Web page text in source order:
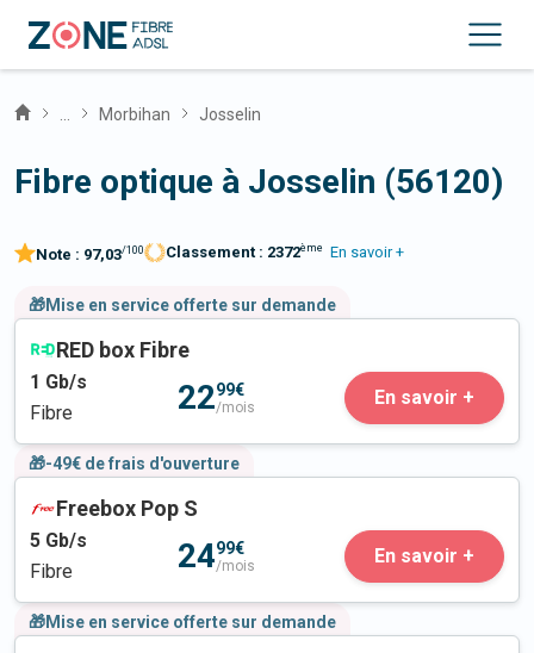
Morbihan Josselin
Fibre optique à Josselin (56120)
Note : 97,03/100 Classement : 2372ème En savoir +
🎁Mise en service offerte sur demande
RED box Fibre
1 Gb/s
Fibre
2299€
/mois En savoir +
🎁-49€ de frais d'ouverture
Freebox Pop S
5 Gb/s
Fibre
2499€
/mois En savoir +
🎁Mise en service offerte sur demande